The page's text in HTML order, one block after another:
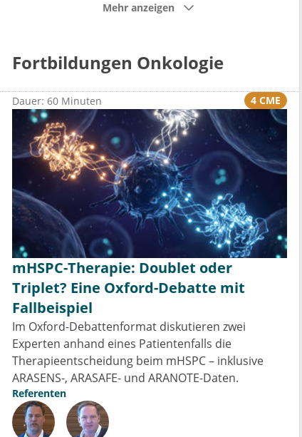
Mehr anzeigen
Fortbildungen Onkologie
Dauer: 60 Minuten 4 CME
mHSPC-Therapie: Doublet oder
Triplet? Eine Oxford-Debatte mit
Fallbeispiel
Im Oxford-Debattenformat diskutieren zwei
Experten anhand eines Patientenfalls die
Therapieentscheidung beim mHSPC – inklusive
ARASENS-, ARASAFE- und ARANOTE-Daten.
Referenten